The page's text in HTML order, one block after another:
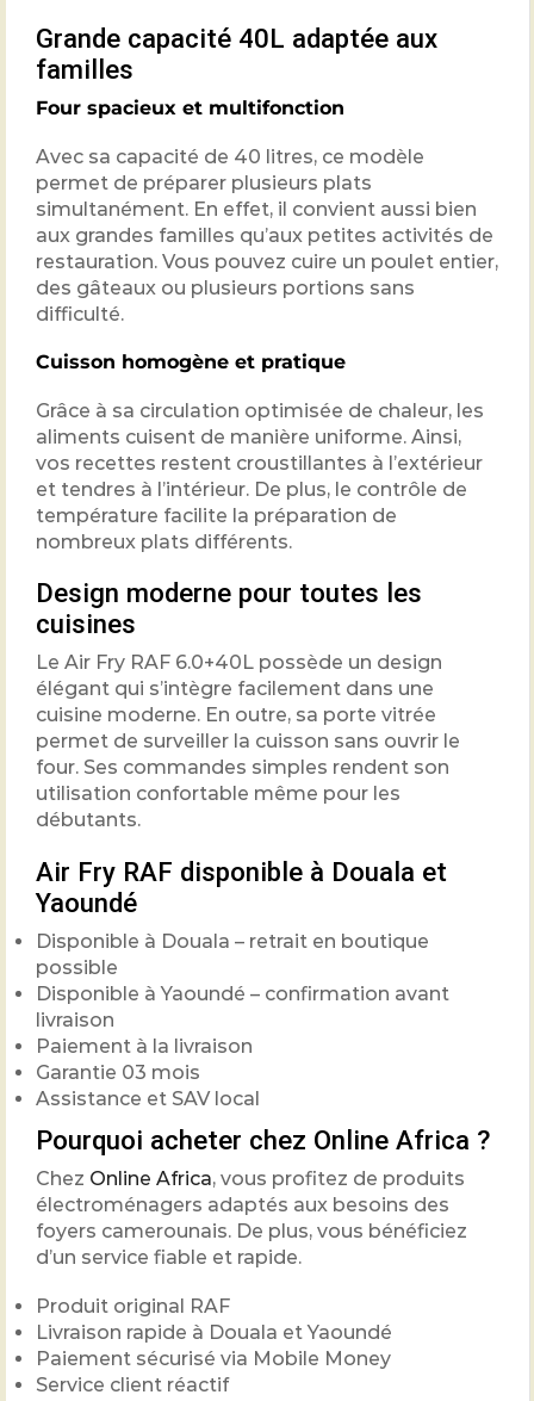
Grande capacité 40L adaptée aux
familles
Four spacieux et multifonction
Avec sa capacité de 40 litres, ce modèle
permet de préparer plusieurs plats
simultanément. En effet, il convient aussi bien
aux grandes familles qu’aux petites activités de
restauration. Vous pouvez cuire un poulet entier,
des gâteaux ou plusieurs portions sans
difficulté.
Cuisson homogène et pratique
Grâce à sa circulation optimisée de chaleur, les
aliments cuisent de manière uniforme. Ainsi,
vos recettes restent croustillantes à l’extérieur
et tendres à l’intérieur. De plus, le contrôle de
température facilite la préparation de
nombreux plats différents.
Design moderne pour toutes les
cuisines
Le Air Fry RAF 6.0+40L possède un design
élégant qui s’intègre facilement dans une
cuisine moderne. En outre, sa porte vitrée
permet de surveiller la cuisson sans ouvrir le
four. Ses commandes simples rendent son
utilisation confortable même pour les
débutants.
Air Fry RAF disponible à Douala et
Yaoundé
Disponible à Douala – retrait en boutique
possible
Disponible à Yaoundé – confirmation avant
livraison
Paiement à la livraison
Garantie 03 mois
Assistance et SAV local
Pourquoi acheter chez Online Africa ?
Chez Online Africa, vous profitez de produits
électroménagers adaptés aux besoins des
foyers camerounais. De plus, vous bénéficiez
d’un service fiable et rapide.
Produit original RAF
Livraison rapide à Douala et Yaoundé
Paiement sécurisé via Mobile Money
Service client réactif